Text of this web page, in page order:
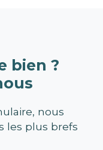
bien ?
nous
les plus brefs